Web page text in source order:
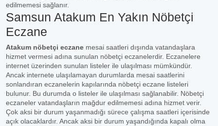
edilmemesi sağlanır.
Samsun Atakum En Yakın Nöbetçi
Eczane
Atakum nöbetçi eczane mesai saatleri dışında vatandaşlara
hizmet vermesi adına sunulan nöbetçi eczanelerdir. Eczanelere
internet üzerinden sunulan listeler ile ulaşılması mümkündür.
Ancak internete ulaşılamayan durumlarda mesai saatlerini
sonlandıran eczanelerin kapılarında nöbetçi eczane listeleri
bulunur. Bu durumda o listeler ile ulaşılması sağlanabilir. Nöbetçi
eczaneler vatandaşların mağdur edilmemesi adına hizmet verir.
Çok aksi bir durum yaşanmadığı sürece çalışma saatleri içerisinde
açık olacaklardır. Ancak aksi bir durum yaşandığında kapalı olma